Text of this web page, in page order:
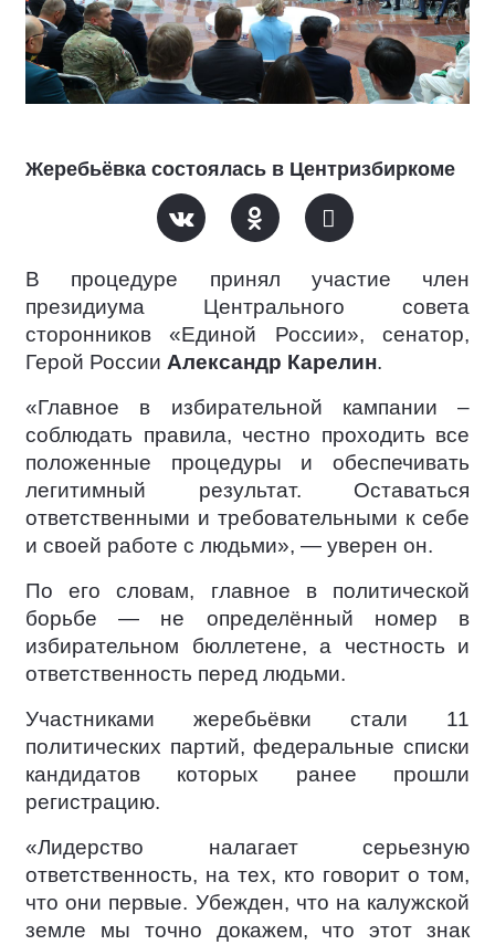
Жеребьёвка состоялась в Центризбиркоме
В процедуре принял участие член
президиума Центрального совета
сторонников «Единой России», сенатор,
Герой России Александр Карелин.
«Главное в избирательной кампании –
соблюдать правила, честно проходить все
положенные процедуры и обеспечивать
легитимный результат. Оставаться
ответственными и требовательными к себе
и своей работе с людьми», — уверен он.
По его словам, главное в политической
борьбе — не определённый номер в
избирательном бюллетене, а честность и
ответственность перед людьми.
Участниками жеребьёвки стали 11
политических партий, федеральные списки
кандидатов которых ранее прошли
регистрацию.
«Лидерство налагает серьезную
ответственность, на тех, кто говорит о том,
что они первые. Убежден, что на калужской
земле мы точно докажем, что этот знак